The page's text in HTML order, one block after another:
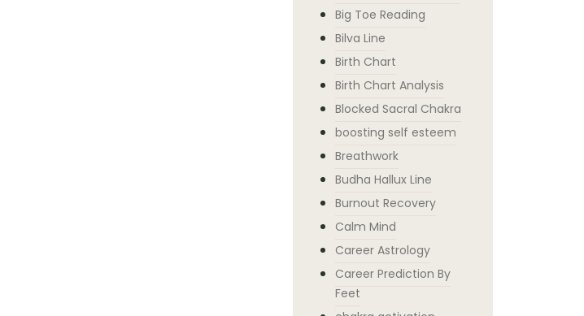
Big Toe Reading
Bilva Line
Birth Chart
Birth Chart Analysis
Blocked Sacral Chakra
boosting self esteem
Breathwork
Budha Hallux Line
Burnout Recovery
Calm Mind
Career Astrology
Career Prediction By
Feet